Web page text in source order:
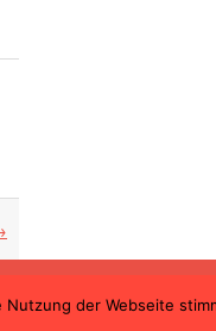
der Webseite